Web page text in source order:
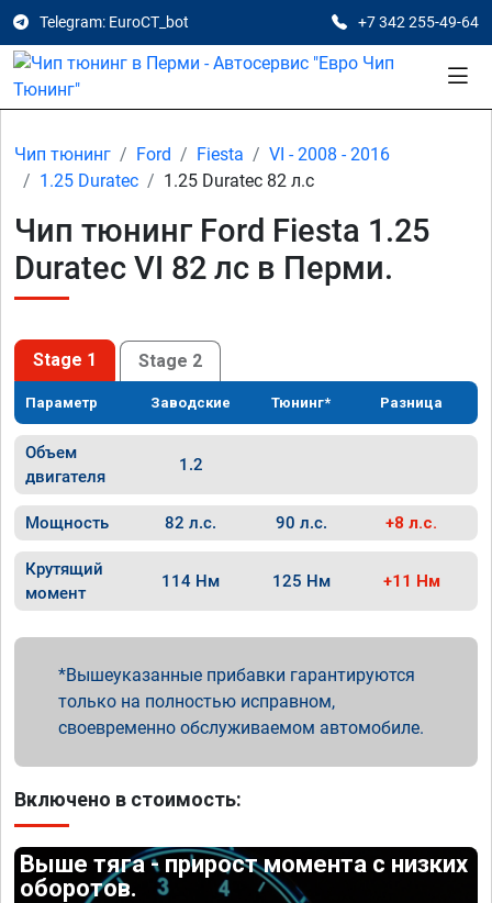
Telegram: EuroCT_bot +7 342 255-49-64
Чип тюнинг Ford Fiesta
VI - 2008 - 2016
1.25 Duratec
1.25 Duratec 82 л.с
Чип тюнинг Ford Fiesta 1.25
Duratec VI 82 лс в Перми.
Stage 1 Stage 2
Параметр Заводские Тюнинг* Разница
Объем
двигателя
1.2
Мощность 82 л.с. 90 л.с. +8 л.с.
Крутящий
момент
114 Нм 125 Нм +11 Нм
Вышеуказанные прибавки гарантируются
только на полностью исправном,
своевременно обслуживаемом автомобиле.
Включено в стоимость:
Выше тяга - прирост момента с низких
оборотов.